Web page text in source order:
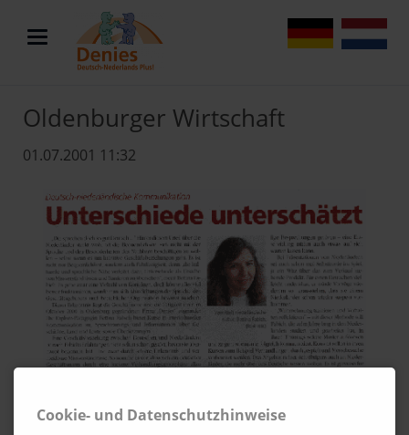
Cookie- und Datenschutzhinweise
DE NL
Oldenburger Wirtschaft
01.07.2001 11:32